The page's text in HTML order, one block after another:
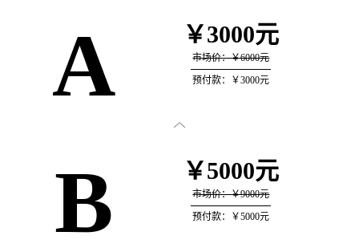
A ￥3000元
市场价：￥6000元
预付款：￥3000元

B ￥5000元
市场价：￥9000元
预付款：￥5000元